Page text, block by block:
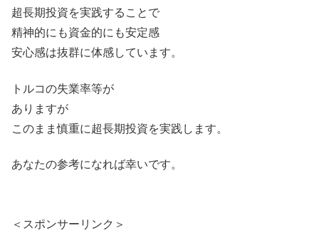
超長期投資を実践することで
精神的にも資金的にも安定感
安心感は抜群に体感しています。
トルコの失業率等が
ありますが
このまま慎重に超長期投資を実践します。
あなたの参考になれば幸いです。
＜スポンサーリンク＞